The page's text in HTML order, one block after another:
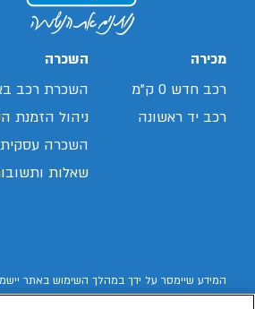
מכירה
רכב חדש 0 ק"מ
רכב יד ראשונה
השכרה
השכרת רכב
ניהול הזמנת
השכרה עסקית
שאלות
המידע שיימסר על ידך במהלך השימוש באתר